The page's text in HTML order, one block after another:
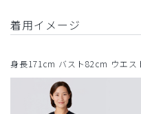
着用イメージ
身長171cm バスト82cm ウエ